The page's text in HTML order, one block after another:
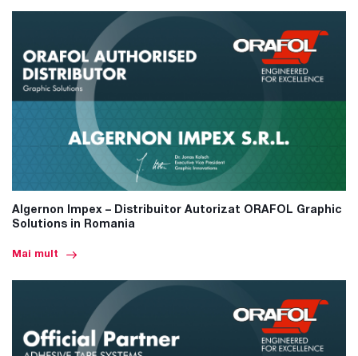
Algernon Impex – Distribuitor Autorizat ORAFOL Graphic
Solutions in Romania
Mai mult